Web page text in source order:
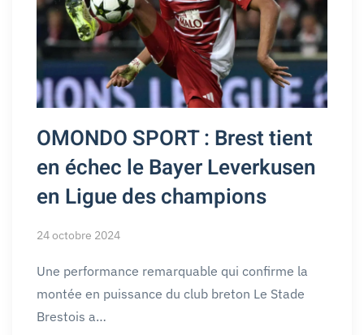
OMONDO SPORT : Brest tient
en échec le Bayer Leverkusen
en Ligue des champions
24 octobre 2024
Une performance remarquable qui confirme la
montée en puissance du club breton Le Stade
Brestois a…